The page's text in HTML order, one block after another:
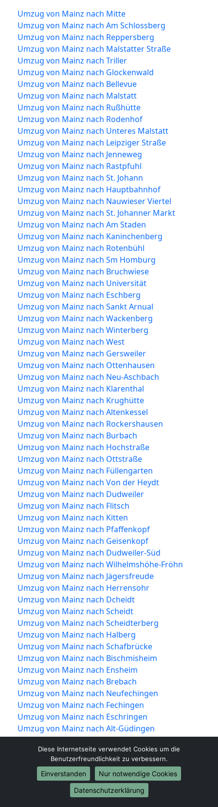
Umzug von Mainz nach Mitte
Umzug von Mainz nach Am Schlossberg
Umzug von Mainz nach Reppersberg
Umzug von Mainz nach Malstatter Straße
Umzug von Mainz nach Triller
Umzug von Mainz nach Glockenwald
Umzug von Mainz nach Bellevue
Umzug von Mainz nach Malstatt
Umzug von Mainz nach Rußhütte
Umzug von Mainz nach Rodenhof
Umzug von Mainz nach Unteres Malstatt
Umzug von Mainz nach Leipziger Straße
Umzug von Mainz nach Jenneweg
Umzug von Mainz nach Rastpfuhl
Umzug von Mainz nach St. Johann
Umzug von Mainz nach Hauptbahnhof
Umzug von Mainz nach Nauwieser Viertel
Umzug von Mainz nach St. Johanner Markt
Umzug von Mainz nach Am Staden
Umzug von Mainz nach Kaninchenberg
Umzug von Mainz nach Rotenbühl
Umzug von Mainz nach Sm Homburg
Umzug von Mainz nach Bruchwiese
Umzug von Mainz nach Universität
Umzug von Mainz nach Eschberg
Umzug von Mainz nach Sankt Arnual
Umzug von Mainz nach Wackenberg
Umzug von Mainz nach Winterberg
Umzug von Mainz nach West
Umzug von Mainz nach Gersweiler
Umzug von Mainz nach Ottenhausen
Umzug von Mainz nach Neu-Aschbach
Umzug von Mainz nach Klarenthal
Umzug von Mainz nach Krughütte
Umzug von Mainz nach Altenkessel
Umzug von Mainz nach Rockershausen
Umzug von Mainz nach Burbach
Umzug von Mainz nach Hochstraße
Umzug von Mainz nach Ottstraße
Umzug von Mainz nach Füllengarten
Umzug von Mainz nach Von der Heydt
Umzug von Mainz nach Dudweiler
Umzug von Mainz nach Flitsch
Umzug von Mainz nach Kitten
Umzug von Mainz nach Pfaffenkopf
Umzug von Mainz nach Geisenkopf
Umzug von Mainz nach Dudweiler-Süd
Umzug von Mainz nach Wilhelmshöhe-Fröhn
Umzug von Mainz nach Jägersfreude
Umzug von Mainz nach Herrensohr
Umzug von Mainz nach Dcheidt
Umzug von Mainz nach Scheidt
Umzug von Mainz nach Scheidterberg
Umzug von Mainz nach Halberg
Umzug von Mainz nach Schafbrücke
Umzug von Mainz nach Bischmisheim
Umzug von Mainz nach Ensheim
Umzug von Mainz nach Brebach
Umzug von Mainz nach Neufechingen
Umzug von Mainz nach Fechingen
Umzug von Mainz nach Eschringen
Umzug von Mainz nach Alt-Güdingen
Umzug von Mainz nach Schönbach
Umzug von Mainz nach Bübingen
Diese Internetseite verwendet Cookies um die
Benutzerfreundlichkeit zu verbessern.
Einverstanden
Nur notwendige Cookies
Datenschutzerklärung